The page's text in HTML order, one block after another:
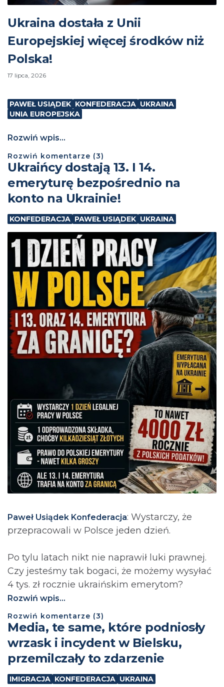
Ukraina dostała z Unii
Europejskiej więcej środków niż
Polska!
17 lipca, 2026
PAWEŁ USIĄDEK KONFEDERACJA UKRAINA
UNIA EUROPEJSKA
Rozwiń wpis...
Rozwiń komentarze (3)
Ukraińcy dostają 13. I 14.
emeryturę bezpośrednio na
konto na Ukrainie!
KONFEDERACJA PAWEŁ USIĄDEK UKRAINA
Paweł Usiądek Konfederacja: Wystarczy, że
przepracowali w Polsce jeden dzień.
Po tylu latach nikt nie naprawił luki prawnej.
Czy jesteśmy tak bogaci, że możemy wysyłać
4 tys. zł rocznie ukraińskim emerytom?
Rozwiń wpis...
Rozwiń komentarze (3)
Media, te same, które podniosły
wrzask i incydent w Bielsku,
przemilczały to zdarzenie
IMIGRACJA KONFEDERACJA UKRAINA